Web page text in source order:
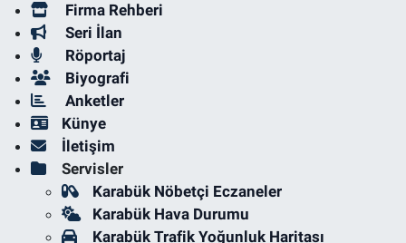
Firma Rehberi
Seri İlan
Röportaj
Biyografi
Anketler
Künye
İletişim
Servisler
Karabük Nöbetçi Eczaneler
Karabük Hava Durumu
Karabük Trafik Yoğunluk Haritası